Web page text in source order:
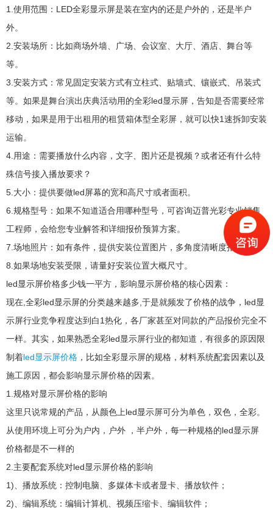
1.使用范围：LED全彩显示屏是装在室内的还是户外的，还是半户
外。
2.安装场所：比如商场外墙、广场、会议室、大厅、酒店、舞台等
等。
3.安装方式：常见固定安装方式有立柱式、贴墙式、镶嵌式、吊装式
等。如果是舞台演出庆典活动用的全彩led显示屏，告知是否需要经常
移动，如果是用于出租用的租赁箱体型全彩屏，就可以快1速拆卸安装
运输。
4.用途：需要播放什么内容，文字、图片还是视频？或者还有什么特
殊信号接入播放要求？
5.大小：提供要做led屏幕的宽和高尺寸或者面积。
6.规格型号：如果不知道适合用哪种型号，可咨询迈普光彩专业销售
工程师，会给您专业解答和详细报价预算方案。
7.场地照片：如有条件，提供安装位置图片，多角度清晰度拍摄好。
8.如果场地安装受限，请量好安装位置大概尺寸。
led显示屏价格多少钱一平方，影响显示屏价格的核心因素：
现在,全彩led显示屏的分类越来越多,于是就频发了价格的战争，led显
示屏行业竞争程度达到白1热化，各厂家甚至对同款的产品报价完全不
一样。其实，如果熟悉全彩led显示屏行业的都知道，有很多的原因限
制着led显示屏价格 ，比如全彩显示屏的规格，材料系统配套因素以及
施工原因，都会影响显示屏价格的因素。
1.规格对显示屏价格的影响
这里只说常规的产品，从颜色上led显示屏可分为单色，双色，全彩。
从使用环境上可分为户内，户外 ，半户外，每一种规格的led显示屏
价格都是不一样的
2.主要配套系统对led显示屏价格的影响
1)、播放系统：控制电脑、多媒体卡或者显卡、播放软件；
2)、编辑系统：编辑计算机、视频压缩卡、编辑软件；